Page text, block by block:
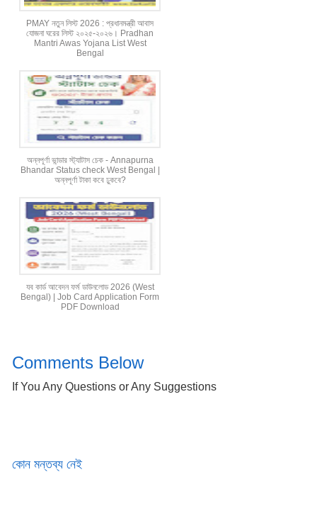
PMAY নতুন লিস্ট 2026 : প্রধানমন্ত্রী আবাস
যোজনা ঘরের লিস্ট ২০২৫-২০২৬। Pradhan
Mantri Awas Yojana List West
Bengal
অন্নপূর্ণা ভান্ডার স্ট্যাটাস চেক - Annapurna
Bhandar Status check West Bengal |
অন্নপূর্ণা টাকা কবে ঢুকবে?
যব কার্ড আবেদন ফর্ম ডাউনলোড 2026 (West
Bengal) | Job Card Application Form
PDF Download
Comments Below
If You Any Questions or Any Suggestions
কোন মন্তব্য নেই